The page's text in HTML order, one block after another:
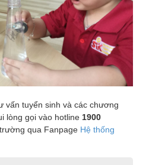
vấn tuyển sinh và các chương
lòng gọi vào hotline 1900
qua Fanpage Hệ thống